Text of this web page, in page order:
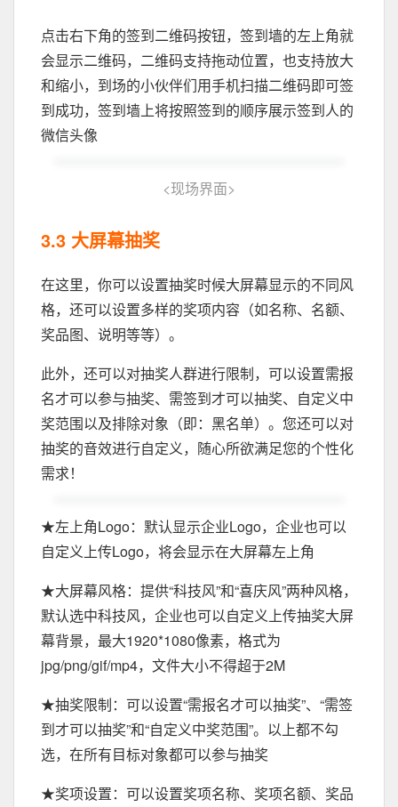
点击右下角的签到二维码按钮，签到墙的左上角就
会显示二维码，二维码支持拖动位置，也支持放大
和缩小，到场的小伙伴们用手机扫描二维码即可签
到成功，签到墙上将按照签到的顺序展示签到人的
微信头像
<现场界面>
3.3 大屏幕抽奖
在这里，你可以设置抽奖时候大屏幕显示的不同风
格，还可以设置多样的奖项内容（如名称、名额、
奖品图、说明等等）。
此外，还可以对抽奖人群进行限制，可以设置需报
名才可以参与抽奖、需签到才可以抽奖、自定义中
奖范围以及排除对象（即：黑名单）。您还可以对
抽奖的音效进行自定义，随心所欲满足您的个性化
需求！
★左上角Logo：默认显示企业Logo，企业也可以
自定义上传Logo，将会显示在大屏幕左上角
★大屏幕风格：提供“科技风”和“喜庆风”两种风格，
默认选中科技风，企业也可以自定义上传抽奖大屏
幕背景，最大1920*1080像素，格式为
jpg/png/gif/mp4，文件大小不得超于2M
★抽奖限制：可以设置“需报名才可以抽奖”、“需签
到才可以抽奖”和“自定义中奖范围”。以上都不勾
选，在所有目标对象都可以参与抽奖
★奖项设置：可以设置奖项名称、奖项名额、奖品